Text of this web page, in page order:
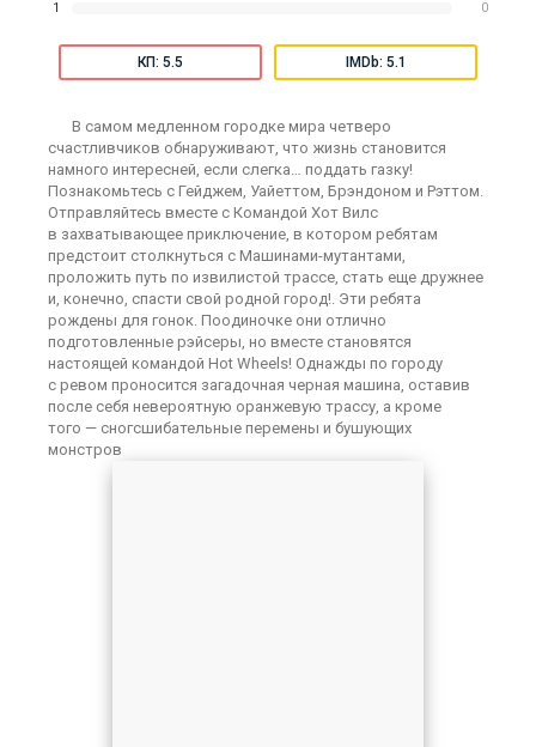
1
0
КП: 5.5 IMDb: 5.1
В самом медленном городке мира четверо
счастливчиков обнаруживают, что жизнь становится
намного интересней, если слегка… поддать газку!
Познакомьтесь с Гейджем, Уайеттом, Брэндоном и Рэттом.
Отправляйтесь вместе с Командой Хот Вилс
в захватывающее приключение, в котором ребятам
предстоит столкнуться с Машинами-мутантами,
проложить путь по извилистой трассе, стать еще дружнее
и, конечно, спасти свой родной город!. Эти ребята
рождены для гонок. Поодиночке они отлично
подготовленные рэйсеры, но вместе становятся
настоящей командой Hot Wheels! Однажды по городу
с ревом проносится загадочная черная машина, оставив
после себя невероятную оранжевую трассу, а кроме
того — сногсшибательные перемены и бушующих
монстров